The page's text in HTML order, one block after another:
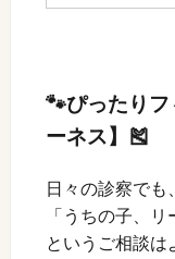
🐾ぴったり
ーネス】🎽
日々の診察でも、
「うちの子、
というご相談は